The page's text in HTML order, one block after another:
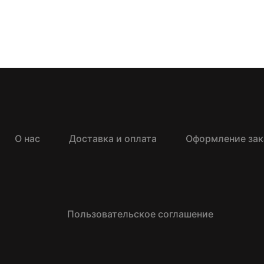
О нас Доставка и оплата Оформление
Пользовательское соглашение